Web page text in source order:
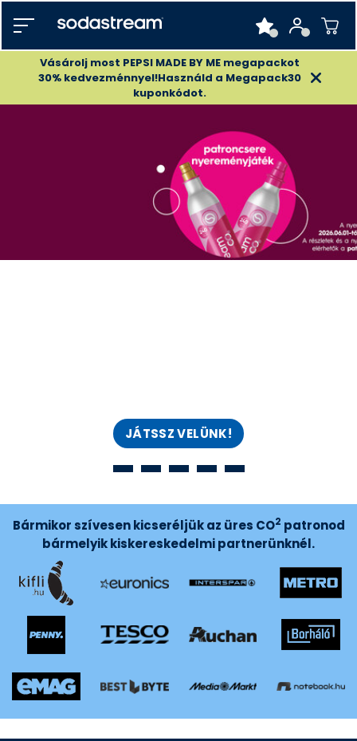
Vásárolj most PEPSI MADE BY ME megapackot
30% kedvezménnyel!Használd a Megapack30
kuponkódot.
JÁTSSZ VELÜNK!
Bármikor szívesen kicseréljük az üres CO2 patronod
bármelyik kiskereskedelmi partnerünknél.